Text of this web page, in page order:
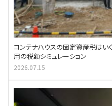
コンテナハウスの固定資産税はい
用の税額シミュレーション
2026.07.15